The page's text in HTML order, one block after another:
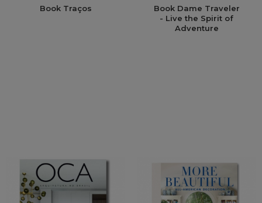
Book Traços
Book Dame Traveler
- Live the Spirit of
Adventure